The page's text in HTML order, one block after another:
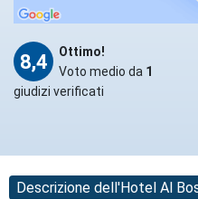
8,4
Ottimo!
Voto medio da 1
giudizi verificati
Descrizione dell'Hotel Al